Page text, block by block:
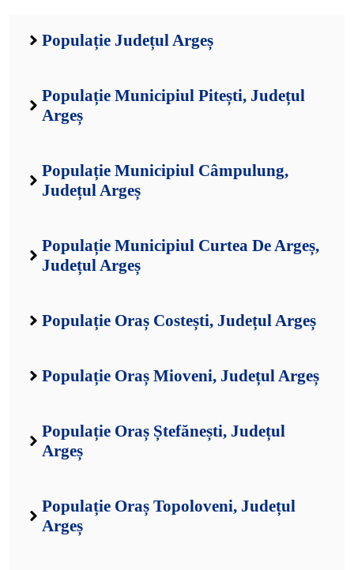
Populație Județul Argeș
Populație Municipiul Pitești, Județul
Argeș
Populație Municipiul Câmpulung,
Județul Argeș
Populație Municipiul Curtea De Argeș,
Județul Argeș
Populație Oraș Costești, Județul Argeș
Populație Oraș Mioveni, Județul Argeș
Populație Oraș Ștefănești, Județul
Argeș
Populație Oraș Topoloveni, Județul
Argeș